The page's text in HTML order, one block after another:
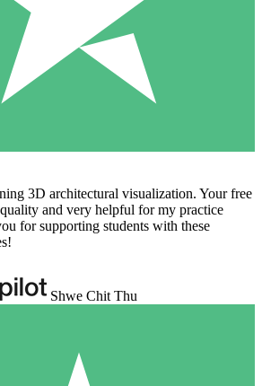
3D architectural visualization. Your free
and very helpful for my practice
for supporting students with these
Shwe Chit Thu